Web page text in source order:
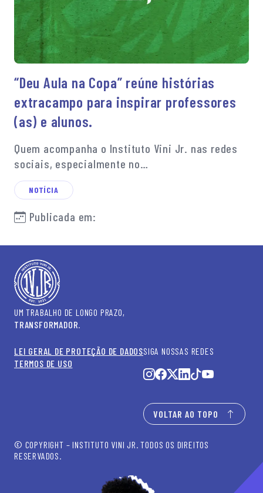
“Deu Aula na Copa” reúne histórias
extracampo para inspirar professores
(as) e alunos.
Quem acompanha o Instituto Vini Jr. nas redes
sociais, especialmente no…
NOTÍCIA
Publicada em:
UM TRABALHO DE LONGO PRAZO,
TRANSFORMADOR
LEI GERAL DE PROTEÇÃO DE DADOS
TERMOS DE USO
SIGA NOSSAS REDES
VOLTAR AO TOPO
© COPYRIGHT – INSTITUTO VINI JR. TODOS OS DIREITOS
RESERVADOS.